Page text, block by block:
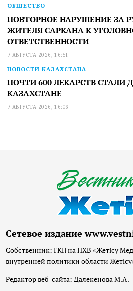
ОБЩЕСТВО
ПОВТОРНОЕ НАРУШЕНИЕ ЗА
ЖИТЕЛЯ САРКАНА К
ОТВЕТСТВЕННОСТИ
7 АВГУСТА 2026, 16:51
НОВОСТИ КАЗАХСТАНА
ПОЧТИ 600 ЛЕКАРСТВ СТАЛИ
КАЗАХСТАНЕ
7 АВГУСТА 2026, 16:06
Сетевое издание
Собственник: ГКП на ПХВ «Жетісу
внутренней политики области
Редактор веб-сайта: Далекенова М.А.